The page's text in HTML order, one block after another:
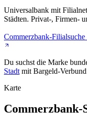
Universalbank mit
Städten. Privat-, Firmen-
Commerzbank-Filialsuche
Du suchst die Marke
Stadt mit Bargeld-
Karte
Commerzbank-